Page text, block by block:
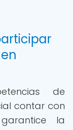
de
contar con
la